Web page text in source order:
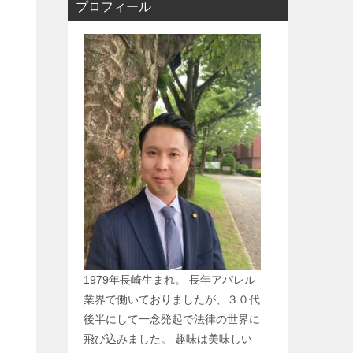
プロフィール
1979年長崎生まれ。 長年アパレル
業界で働いておりましたが、３０代
後半にして一念発起で法律の世界に
飛び込みました。 趣味は美味しい